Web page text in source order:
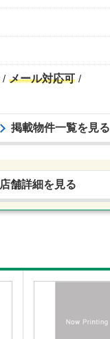
メール対応可
掲載物件一覧を見る
店舗詳細を見る